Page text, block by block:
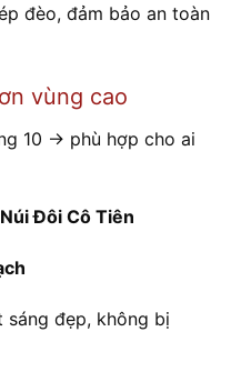
đèo, đảm bảo an toàn
vùng cao
10 → phù hợp cho ai
Núi Đôi Cô Tiên
đẹp, không bị